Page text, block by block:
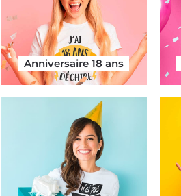
Anniversaire 18 ans